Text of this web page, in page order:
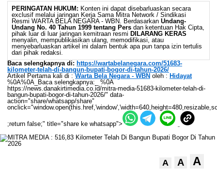
PERINGATAN HUKUM: Konten ini dapat disebarluaskan secara
exclusif melalui jaringan Kerja Sama Mitra Network / Sindikasi
Resmi WARTA BELA NEGARA - WBN. Berdasarkan Undang-
Undang No. 40 Tahun 1999 tentang Pers dan ketentuan Hak Cipta,
pihak luar di luar jaringan kemitraan resmi DILARANG KERAS
menyalin, mempublikasikan ulang, memodifikasi, atau
menyebarluaskan artikel ini dalam bentuk apa pun tanpa izin tertulis
dari pihak redaksi.
Baca selengkapnya di: https://wartabelanegara.com/51683-
kilometer-telah-di-bangun-bupati-bogor-di-tahun-2026/
Artikel Pertama kali di : Warta Bela Negara - WBN oleh : Hidayat
%0A%0A_Baca selengkapnya:_ %0A
https://news.danakirtimedia.co.id/mitra-media-51683-kilometer-telah-di-
bangun-bupati-bogor-di-tahun-2026/" data-
action="share/whatsapp/share"
;return false;" title="share ke whatsapp">
A A A